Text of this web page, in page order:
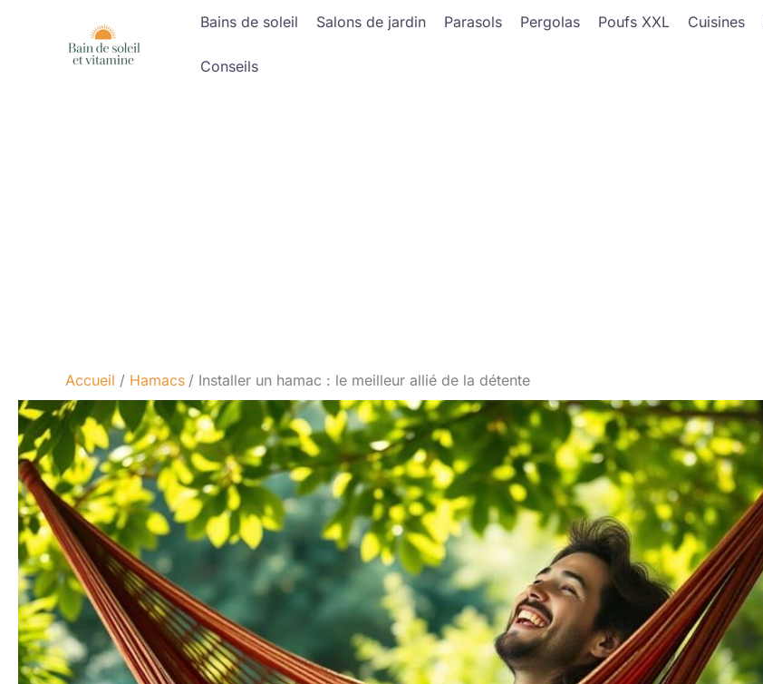
Bains de soleil Salons de jardin Parasols Pergolas Poufs XXL Cuisines
Conseils
Accueil Hamacs Installer un hamac : le meilleur allié de la détente